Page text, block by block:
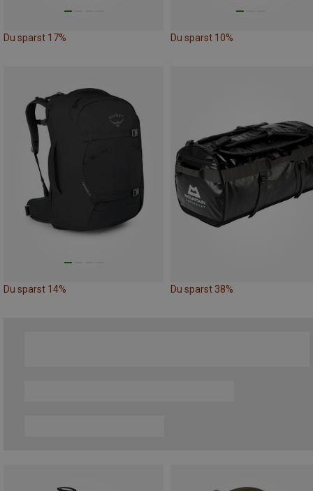
Du sparst 17% Du sparst 10%
Du sparst 14% Du sparst 38%